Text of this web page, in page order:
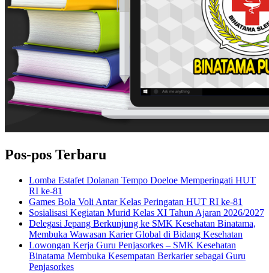
Pos-pos Terbaru
Lomba Estafet Dolanan Tempo Doeloe Memperingati HUT
RI ke-81
Games Bola Voli Antar Kelas Peringatan HUT RI ke-81
Sosialisasi Kegiatan Murid Kelas XI Tahun Ajaran 2026/2027
Delegasi Jepang Berkunjung ke SMK Kesehatan Binatama,
Membuka Wawasan Karier Global di Bidang Kesehatan
Lowongan Kerja Guru Penjasorkes – SMK Kesehatan
Binatama Membuka Kesempatan Berkarier sebagai Guru
Penjasorkes